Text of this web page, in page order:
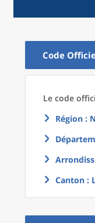
Code
Le code
Région :
Canton :